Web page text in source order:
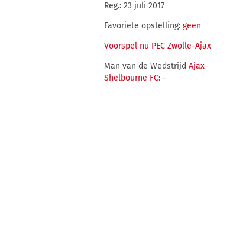
Reg.: 23 juli 2017
Favoriete opstelling: geen
Voorspel nu PEC Zwolle-Ajax
Man van de Wedstrijd Ajax-
Shelbourne FC: -